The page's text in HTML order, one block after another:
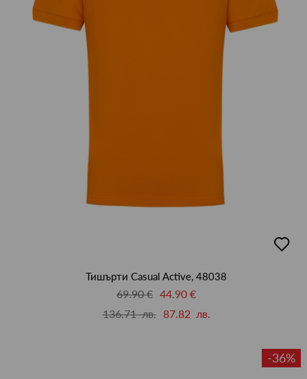
в
Тишърти Casual Active, 48038
69.90 € 44.90 €
136.71 лв.
87.82 лв.
-36%